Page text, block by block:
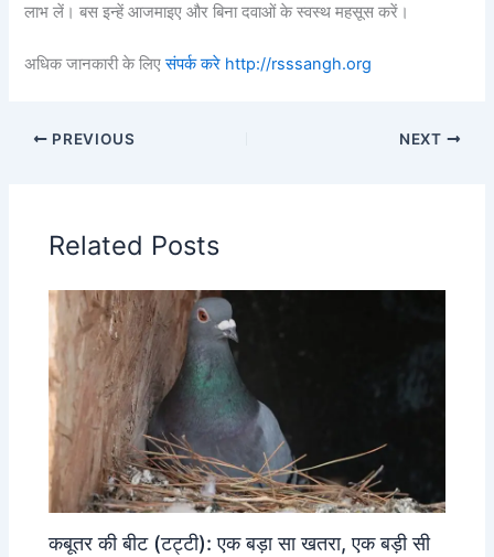
लाभ लें। बस इन्हें आजमाइए और बिना दवाओं के स्वस्थ महसूस करें।
अधिक जानकारी के लिएसंपर्क करे http://rsssangh.org
PREVIOUS NEXT
Related Posts
कबूतर की बीट (टट्टी): एक बड़ा सा खतरा, एक बड़ी सी